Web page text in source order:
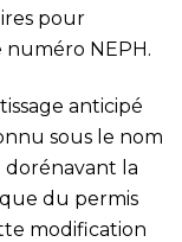
pour
numéro NEPH.
anticipé
sous le nom
la
du permis
modification